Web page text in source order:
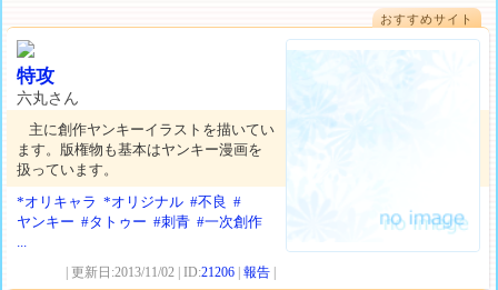
おすすめサイト
特攻
六丸さん
主に創作ヤンキーイラストを描いてい
ます。版権物も基本はヤンキー漫画を
扱っています。
*オリキャラ *オリジナル #不良 #
ヤンキー #タトゥー #刺青 #一次創作
...
| 更新日:2013/11/02 | ID:21206 |報告